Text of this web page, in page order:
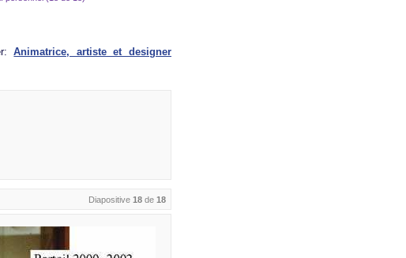
Animatrice, artiste et designer
Diapositive 18de 18